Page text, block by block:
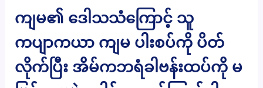
ကျမ၏ ဒေါသသံကြောင့် သူ
ကပျာကယာ ကျမ ပါးစပ်ကို ပိတ်
လိုက်ပြီး အိမ်ကဘရံခါဗန်းထပ်ကို မ